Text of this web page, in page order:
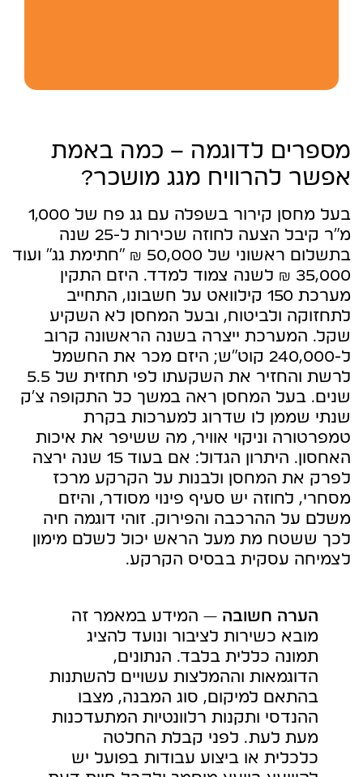
מספרים לדוגמה – כמה באמת
אפשר להרוויח מגג מושכר?
בעל מחסן קירור בשפלה עם גג פח של 1,000
מ״ר קיבל הצעה לחוזה שכירות ל-25 שנה
בתשלום ראשוני של 50,000 ₪ “חתימת גג” ועוד
35,000 ₪ לשנה צמוד למדד. היזם התקין
מערכת 150 קילוואט על חשבונו, התחייב
לתחזוקה ולביטוח, ובעל המחסן לא השקיע
שקל. המערכת ייצרה בשנה הראשונה קרוב
ל-240,000 קוט״ש; היזם מכר את החשמל
לרשת והחזיר את השקעתו לפי תחזית של 5.5
שנים. בעל המחסן ראה במשך כל התקופה צ’ק
שנתי שממן לו שדרוג למערכות בקרת
טמפרטורה וניקוי אוויר, מה ששיפר את איכות
האחסון. היתרון הגדול: אם בעוד 15 שנה ירצה
לפרק את המחסן ולבנות על הקרקע מרכז
מסחרי, לחוזה יש סעיף פינוי מסודר, והיזם
משלם על ההרכבה והפירוק. זוהי דוגמה חיה
לכך ששטח מת מעל הראש יכול לשלם מימון
לצמיחה עסקית בבסיס הקרקע.
הערה חשובה — המידע במאמר זה
מובא כשירות לציבור ונועד להציג
תמונה כללית בלבד. הנתונים,
הדוגמאות וההמלצות עשויים להשתנות
בהתאם למיקום, סוג המבנה, מצבו
ההנדסי ותקנות רלוונטיות המתעדכנות
מעת לעת. לפני קבלת החלטה
כלכלית או ביצוע עבודות בפועל יש